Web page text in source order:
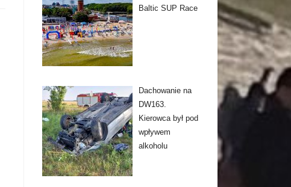
Baltic SUP Race
Dachowanie na
DW163.
Kierowca był pod
wpływem
alkoholu